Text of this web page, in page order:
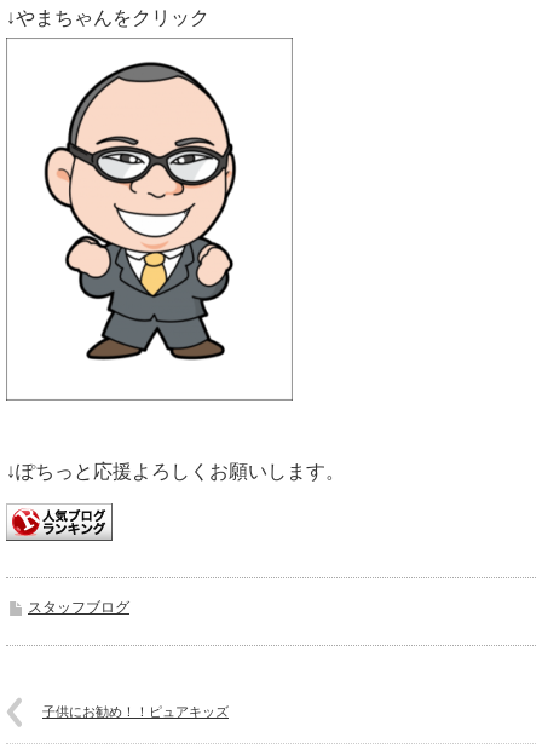
↓やまちゃんをクリック
↓ぽちっと応援よろしくお願いします。
スタッフブログ
子供にお勧め！！ピュアキッズ